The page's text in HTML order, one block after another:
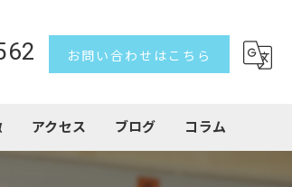
お問い合わせはこちら
アクセス ブログ コラム